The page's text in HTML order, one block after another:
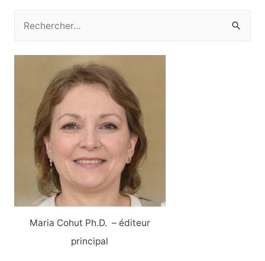
c
Maria Cohut Ph.D. – éditeur
principal